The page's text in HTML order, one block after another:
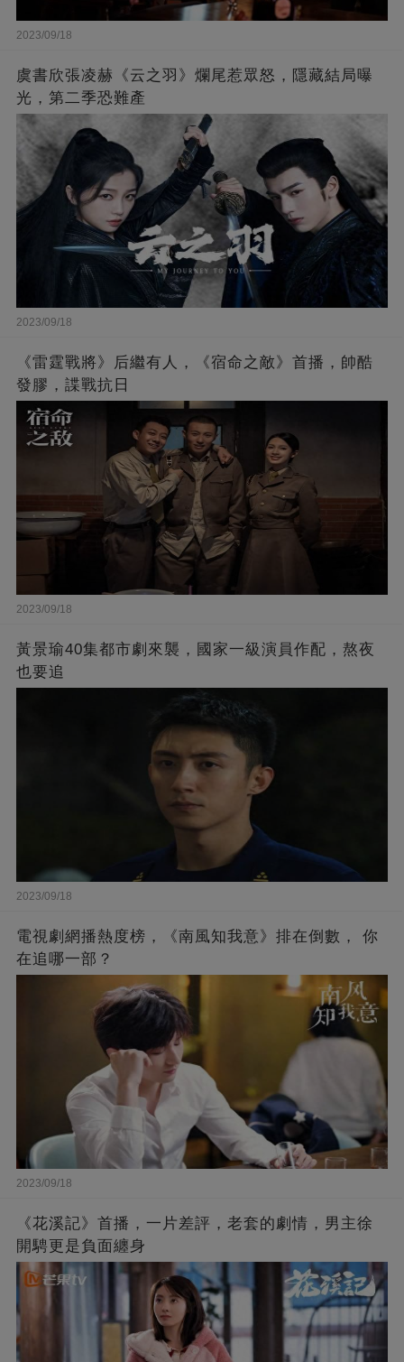
2023/09/18
虞書欣張凌赫《云之羽》爛尾惹眾怒，隱藏結局曝
光，第二季恐難產
2023/09/18
《雷霆戰將》后繼有人，《宿命之敵》首播，帥酷
發膠，諜戰抗日
2023/09/18
黃景瑜40集都市劇來襲，國家一級演員作配，熬夜
也要追
2023/09/18
電視劇網播熱度榜，《南風知我意》排在倒數， 你
在追哪一部？
2023/09/18
《花溪記》首播，一片差評，老套的劇情，男主徐
開騁更是負面纏身